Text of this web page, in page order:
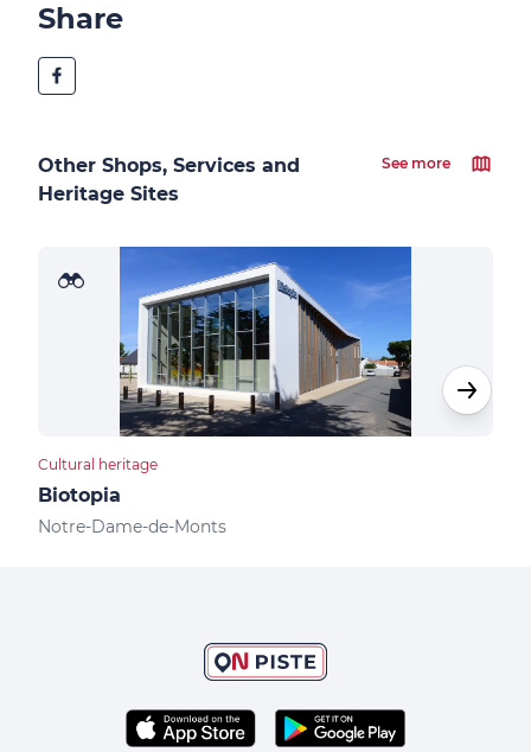
Share
Other Shops, Services and
Heritage Sites
See more
Cultural heritage
Biotopia
Notre-Dame-de-Monts